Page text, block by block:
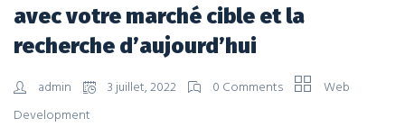
avec votre marché cible et la
recherche d’aujourd’hui
admin 3 juillet, 2022 0 Comments
Web
Development